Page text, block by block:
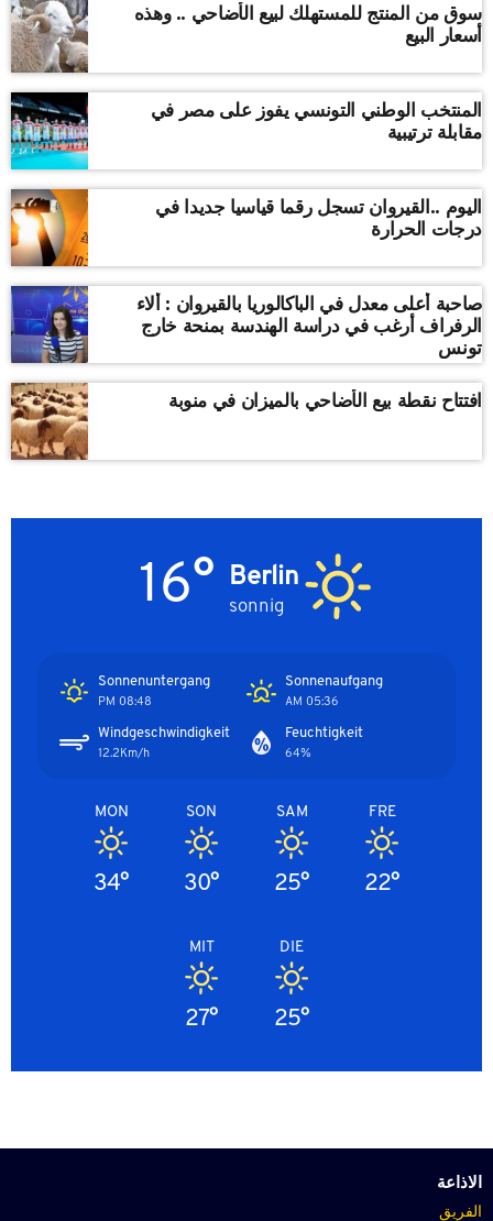
سوق من المنتج للمستهلك لبيع الأضاحي .. وهذه
أسعار البيع
المنتخب الوطني التونسي يفوز على مصر في
مقابلة ترتيبية
اليوم ..القيروان تسجل رقما قياسيا جديدا في
درجات الحرارة
صاحبة أعلى معدل في الباكالوريا بالقيروان : ألاء
الرفراف أرغب في دراسة الهندسة بمنحة خارج
تونس
افتتاح نقطة بيع الأضاحي بالميزان في منوبة
Berlin
sonnig
16°
Sonnenaufgang
05:36 AM
Sonnenuntergang
08:48 PM
Feuchtigkeit
64%
Windgeschwindigkeit
12.2Km/h
FRE
22°
SAM
25°
SON
30°
MON
34°
DIE
25°
MIT
27°
الاذاعة
الفريق